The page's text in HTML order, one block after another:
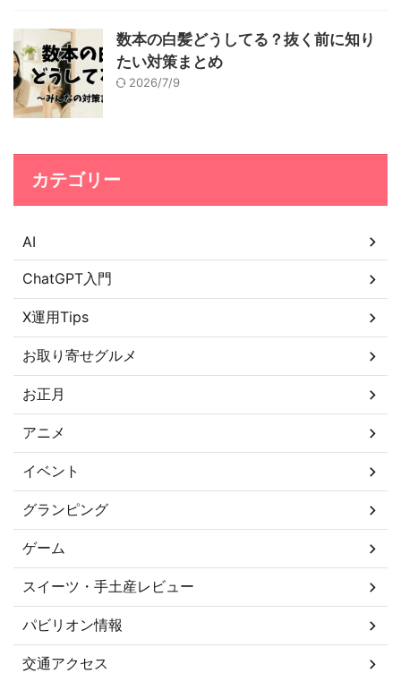
数本の白髪どうしてる？抜く前に知り
たい対策まとめ
2026/7/9
カテゴリー
AI
ChatGPT入門
X運用Tips
お取り寄せグルメ
お正月
アニメ
イベント
グランピング
ゲーム
スイーツ・手土産レビュー
パビリオン情報
交通アクセス